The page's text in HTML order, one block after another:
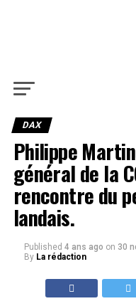
DAX
Philippe
général de la
rencontre du
landais.
Published 4 ans ago on 30
By La rédaction